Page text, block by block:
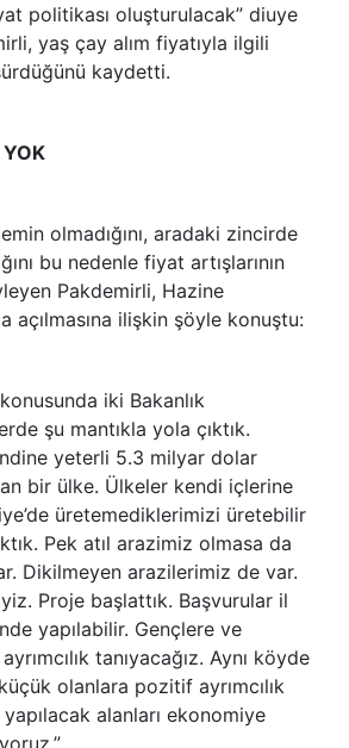
politikası oluşturulacak” diuye
yaş çay alım fiyatıyla ilgili
kaydetti.
olmadığını, aradaki zincirde
bu nedenle fiyat artışlarının
Pakdemirli, Hazine
açılmasına ilişkin şöyle konuştu:
iki Bakanlık
şu mantıkla yola çıktık.
yeterli 5.3 milyar dolar
bir ülke. Ülkeler kendi içlerine
üretemediklerimizi üretebilir
Pek atıl arazimiz olmasa da
Dikilmeyen arazilerimiz de var.
Proje başlattık. Başvurular il
yapılabilir. Gençlere ve
tanıyacağız. Aynı köyde
olanlara pozitif ayrımcılık
yapılacak alanları ekonomiye